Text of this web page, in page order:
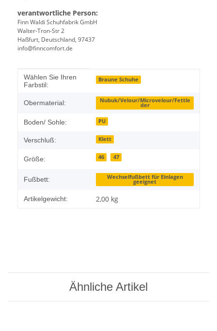
verantwortliche Person:
Finn Waldi Schuhfabrik GmbH
Walter-Tron-Str 2
Haßfurt, Deutschland, 97437
info@finncomfort.de
Produkteigenschaft
Wert
Wählen Sie Ihren
Farbstil:
Braune Schuhe
Obermaterial: Nubuk/Velour/Microvelour/Fettle
der
Boden/ Sohle: PU
Verschluß: Klett
Größe: 46 47
Fußbett: Wechselfußbett für Einlagen
geeignet
Artikelgewicht: 2,00 kg
Ähnliche Artikel